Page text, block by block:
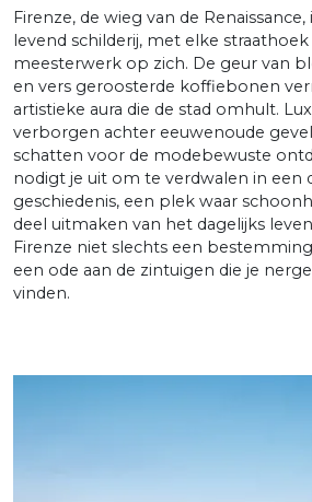
Firenze, de wieg van de
levend schilderij, met elke straathoek
meesterwerk op zich. De geur van
en vers geroosterde koffiebonen
artistieke aura die de stad omhult.
verborgen achter eeuwenoude
schatten voor de modebewuste
nodigt je uit om te verdwalen in een
geschiedenis, een plek waar
deel uitmaken van het dagelijks
Firenze niet slechts een
een ode aan de zintuigen die je
vinden.